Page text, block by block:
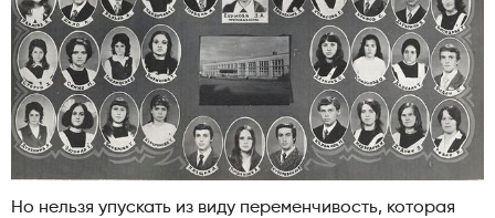
Но нельзя упускать из виду переменчивость, которая